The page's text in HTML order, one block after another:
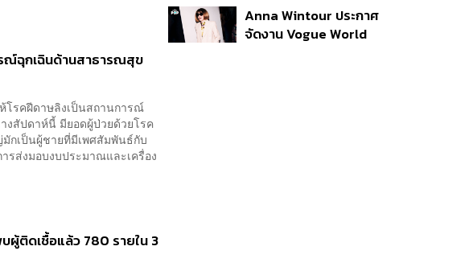
ณ์ฉุกเฉินด้านสาธารณสุข
โรคฝีดาษลิงเป็นสถานการณ์
งสัปดาห์นี้ มียอดผู้ป่วยด้วยโรค
กเป็นผู้ชายที่มีเพศสัมพันธ์กับ
รส่งมอบงบประมาณและเครื่อง
ผู้ติดเชื้อแล้ว 780 รายใน 3
กระสุนอีกกว่า 30 นัด หาก
ไม่จบชีวิตตัวเองอาจสูญ
Anna Wintour ประกาศ
จัดงาน Vogue World